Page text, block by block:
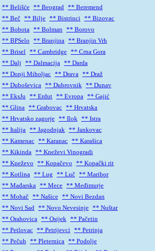
** Belišće ** Beograd ** Beremend
** Beč ** Bilje ** Bistrinci ** Bizovac
** Bobota ** Bolman ** Borovo
** BPSelo
** Branjina ** Branjin Vrh
** Brisel ** Cambridge ** Crna Gora
** Dalj
** Dalmacija ** Darda
** Donji Miholjac ** Drava ** Draž
** Duboševica ** Dubrovnik ** Dunav
** EksJu
** Erdut ** Evropa ** Gajić
** Glina ** Grabovac ** Hrvatska
** Hrvatsko zagorje ** Ilok ** Istra
** Italija ** Jagodnjak ** Jankovac
** Kamenac ** Karanac ** Karašica
** Kikinda ** Kneževi Vinogradi
** Kneževo
** Kopačevo
** Kopački rit
** Kotlina ** Lug ** Luč ** Maribor
** Mađarska ** Mece ** Međimurje
** Mohač ** Našice ** Novi Bezdan
** Novi Sad ** Novo Nevesinje ** Nuštar
** Orahovica ** Osijek ** Pačetin
** Petlovac ** Petrijevci ** Petrinja
** Pečuh ** Pleternica ** Podolje